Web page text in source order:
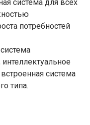
система для всех
потребностей
система
типа.